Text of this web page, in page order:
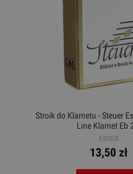
Stroik do Klarnetu - Steuer
Line Klarnet Eb
ESSER
13,50 zł